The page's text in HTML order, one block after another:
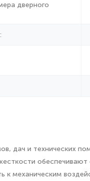
дверного
дач и технических
к механическим